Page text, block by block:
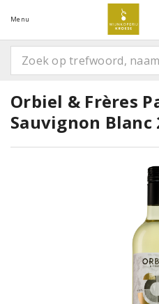
Menu
Orbiel & Frères
Sauvignon Blanc